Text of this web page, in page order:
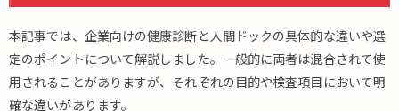
本記事では、企業向けの健康診断と人間ドックの具体的な違いや選
定のポイントについて解説しました。一般的に両者は混合されて使
用されることがありますが、それぞれの目的や検査項目において明
確な違いがあります。